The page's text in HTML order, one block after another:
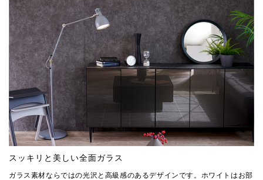
スッキリと美しい全面ガラス
ガラス素材ならではの光沢と高級感のあるデザインです。ホワイトはお部